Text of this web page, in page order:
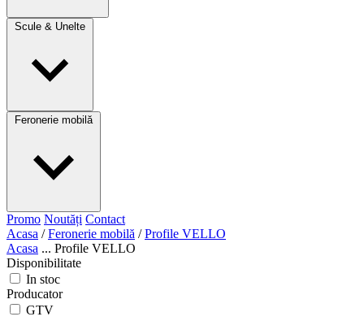
Scule & Unelte
Feronerie mobilă
Promo Noutăți Contact
Acasa / Feronerie mobilă / Profile VELLO
Acasa ... Profile VELLO
Disponibilitate
In stoc
Producator
GTV